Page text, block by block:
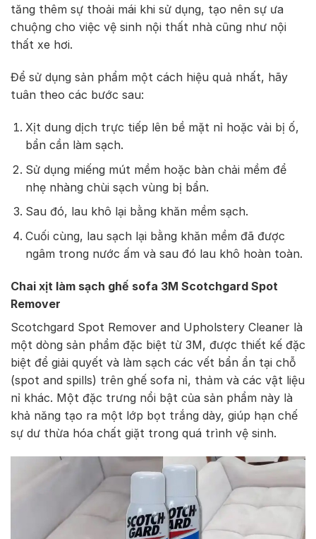
tăng thêm sự thoải mái khi sử dụng, tạo nên sự ưa
chuộng cho việc vệ sinh nội thất nhà cũng như nội
thất xe hơi.
Để sử dụng sản phẩm một cách hiệu quả nhất, hãy
tuân theo các bước sau:
Xịt dung dịch trực tiếp lên bề mặt nỉ hoặc vải bị ố,
bẩn cần làm sạch.
Sử dụng miếng mút mềm hoặc bàn chải mềm để
nhẹ nhàng chùi sạch vùng bị bẩn.
Sau đó, lau khô lại bằng khăn mềm sạch.
Cuối cùng, lau sạch lại bằng khăn mềm đã được
ngâm trong nước ấm và sau đó lau khô hoàn toàn.
Chai xịt làm sạch ghế sofa 3M Scotchgard Spot
Remover
Scotchgard Spot Remover and Upholstery Cleaner là
một dòng sản phẩm đặc biệt từ 3M, được thiết kế đặc
biệt để giải quyết và làm sạch các vết bẩn ẩn tại chỗ
(spot and spills) trên ghế sofa nỉ, thảm và các vật liệu
nỉ khác. Một đặc trưng nổi bật của sản phẩm này là
khả năng tạo ra một lớp bọt trắng dày, giúp hạn chế
sự dư thừa hóa chất giặt trong quá trình vệ sinh.